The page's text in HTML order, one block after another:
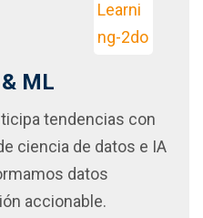
ML
tendencias con
ciencia de datos e IA
datos
accionable.